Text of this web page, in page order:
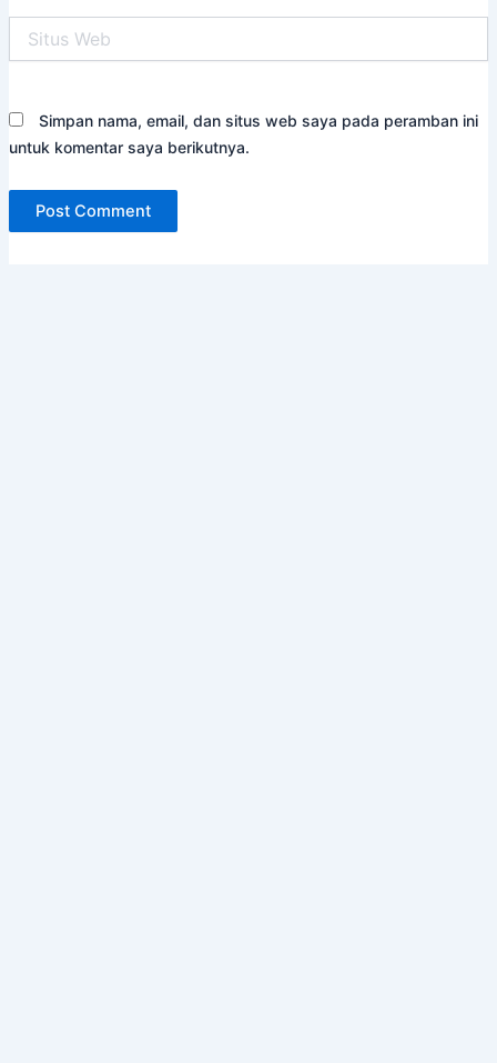
Web
Simpan nama, email, dan situs web saya pada peramban ini
untuk komentar saya berikutnya.